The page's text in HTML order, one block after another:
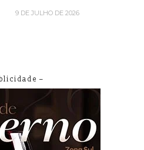
9 DE JULHO DE 2026
–